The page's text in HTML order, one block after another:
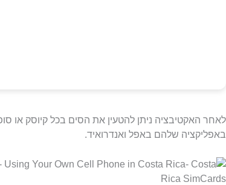
באפליקציה שלהם באפל ואנדרואיד.